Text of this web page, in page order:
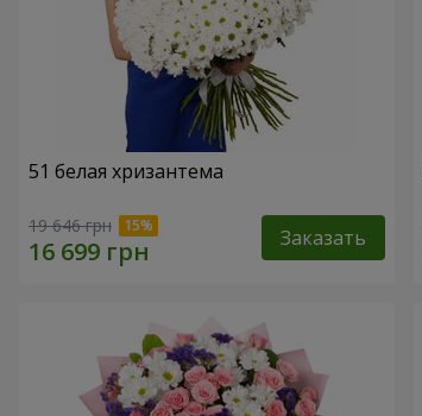
51 белая хризантема
19 646 грн Заказать